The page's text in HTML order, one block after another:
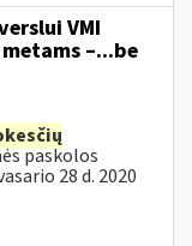
VMI
metams –...be
paskolos
28 d. 2020